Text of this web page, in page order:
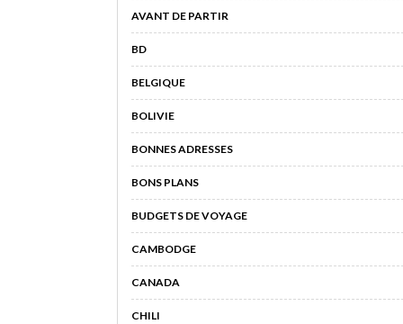
AVANT DE PARTIR
BD
BELGIQUE
BOLIVIE
BONNES ADRESSES
BONS PLANS
BUDGETS DE VOYAGE
CAMBODGE
CANADA
CHILI